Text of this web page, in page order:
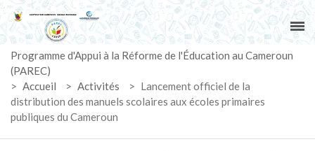
ACCUEIL
PAREC
ACTUALITÉS
Programme d'Appui à la Réforme de l'Éducation au Cameroun
(PAREC)
> Accueil > Activités > Lancement officiel de la
distribution des manuels scolaires aux écoles primaires
publiques du Cameroun